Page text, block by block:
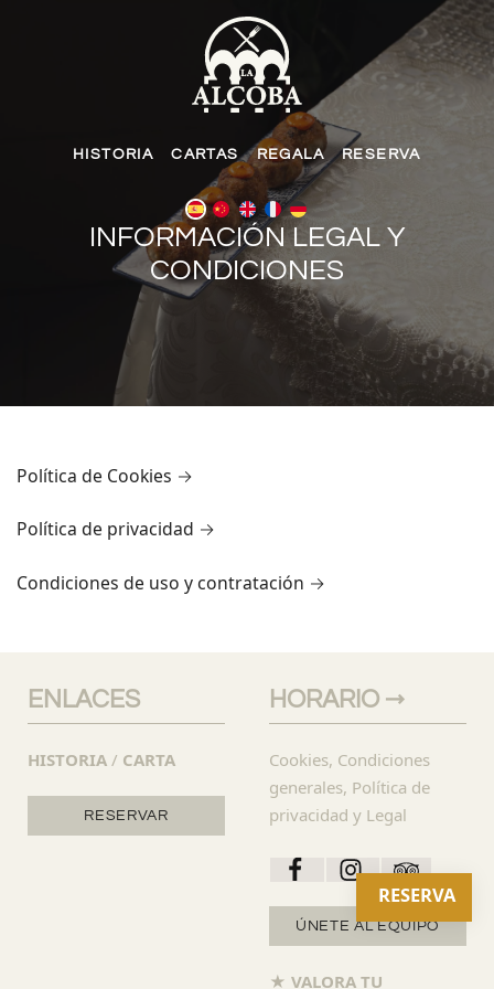
HISTORIA CARTAS REGALA RESERVA
INFORMACIÓN LEGAL Y
CONDICIONES
Política de Cookies →
Política de privacidad →
Condiciones de uso y contratación →
ENLACES
HISTORIA / CARTA
RESERVAR
HORARIO →
Cookies, Condiciones
generales, Política de
privacidad y Legal
ÚNETE AL EQUIPO
★ VALORA TU
RESERVA